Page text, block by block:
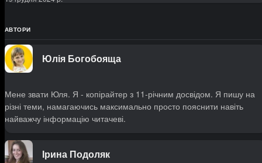
АВТОРИ
Юлія Богобояща
Мене звати Юля. Я - копірайтер з 11-річним досвідом. Я пишу на
різні теми, намагаючись максимально просто пояснити навіть
найважчу інформацію читачеві.
Ірина Подоляк